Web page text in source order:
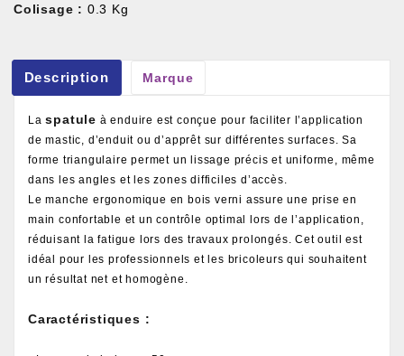
Colisage : 0.3 Kg
Description Marque
Laspatule à enduire est conçue pour faciliter l’application
de mastic, d’enduit ou d’apprêt sur différentes surfaces. Sa
forme triangulaire permet un lissage précis et uniforme, même
dans les angles et les zones difficiles d’accès.
Le manche ergonomique en bois verni assure une prise en
main confortable et un contrôle optimal lors de l’application,
réduisant la fatigue lors des travaux prolongés. Cet outil est
idéal pour les professionnels et les bricoleurs qui souhaitent
un résultat net et homogène.
Caractéristiques :